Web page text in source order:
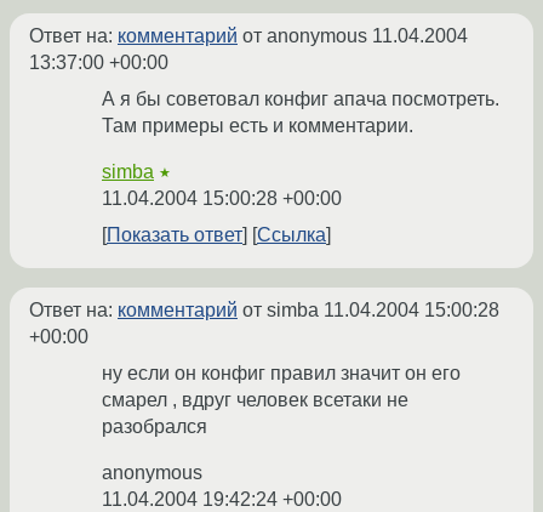
Ответ на: комментарий от anonymous 11.04.2004
13:37:00 +00:00
А я бы советовал конфиг апача посмотреть.
Там примеры есть и комментарии.
simba ★
11.04.2004 15:00:28 +00:00
Показать ответ
Ссылка
Ответ на: комментарий от simba 11.04.2004 15:00:28
+00:00
ну если он конфиг правил значит он его
смарел , вдруг человек всетаки не
разобрался
anonymous
11.04.2004 19:42:24 +00:00